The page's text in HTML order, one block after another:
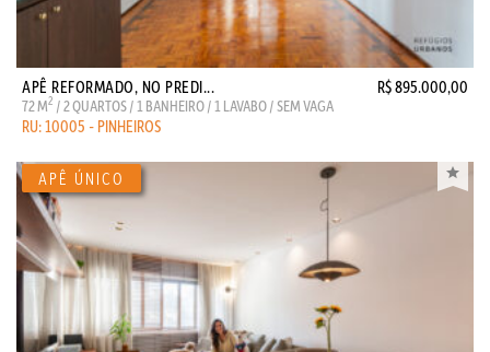
APÊ REFORMADO, NO PREDI... R$ 895.000,00
72 M2 / 2 QUARTOS / 1 BANHEIRO / 1 LAVABO / SEM VAGA
RU: 10005 - PINHEIROS